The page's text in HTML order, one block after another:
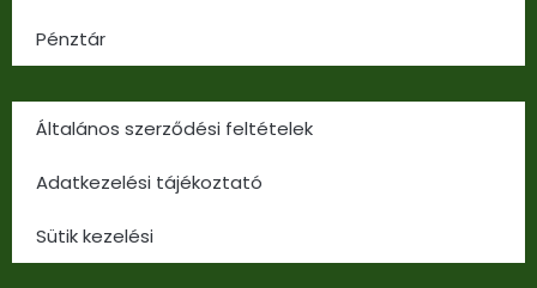
Pénztár
Általános szerződési feltételek
Adatkezelési tájékoztató
Sütik kezelési